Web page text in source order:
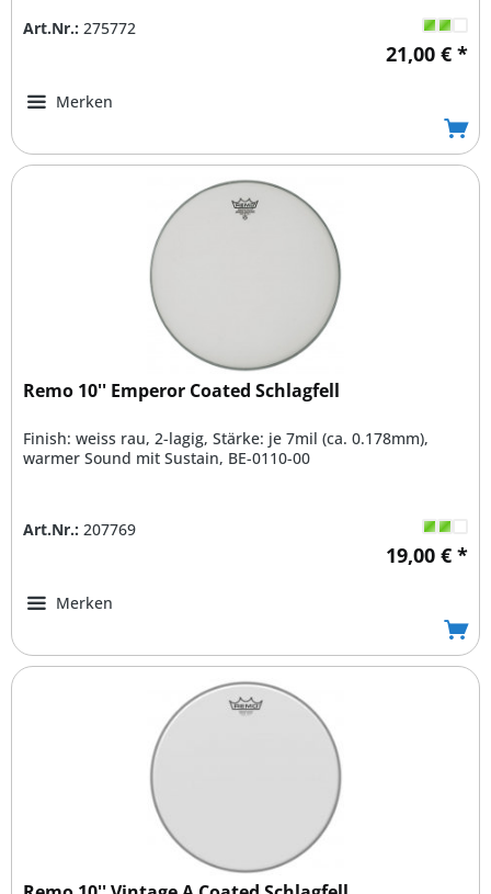
Art.Nr.: 275772
21,00 € *
Merken
Remo 10'' Emperor Coated Schlagfell
Finish: weiss rau, 2-lagig, Stärke: je 7mil (ca. 0.178mm),
warmer Sound mit Sustain, BE-0110-00
Art.Nr.: 207769
19,00 € *
Merken